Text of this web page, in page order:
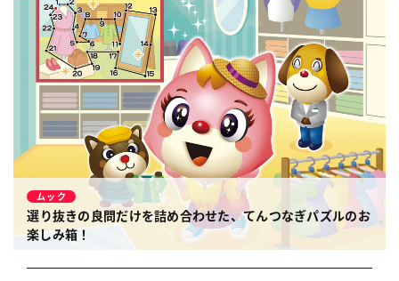
ムック
選り抜きの良問だけを詰め合わせた、てんつなぎパズルのお
楽しみ箱！